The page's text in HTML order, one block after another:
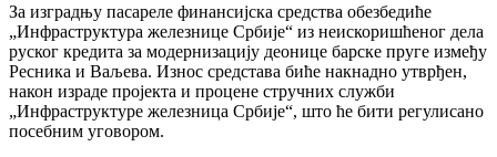
За изградњу пасареле финансијска средства обезбедиће
„Инфраструктура железнице Србије“ из неискоришћеног дела
руског кредита за модернизацију деонице барске пруге између
Ресника и Ваљева. Износ средстава биће накнадно утврђен,
након израде пројекта и процене стручних служби
„Инфраструктуре железница Србије“, што ће бити регулисано
посебним уговором.